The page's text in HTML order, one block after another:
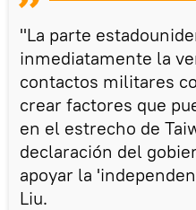
"La parte
inmediatamente la
contactos militares
crear factores que
en el estrecho de
declaración del
apoyar la
Liu.